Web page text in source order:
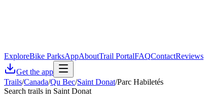
ExploreBike ParksAppAboutTrail PortalFAQContactReviews
Get the app
Trails/Canada/Qu Bec/Saint Donat/Parc Habiletés
Search trails in Saint Donat